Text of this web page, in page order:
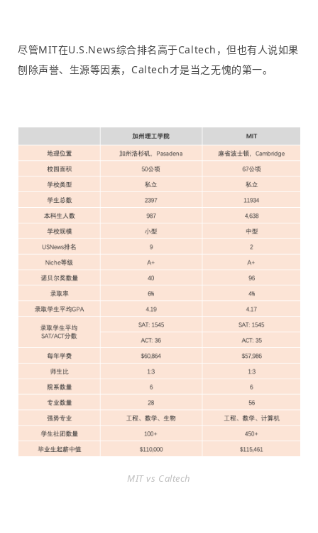
尽管MIT在U.S.News综合排名高于Caltech，但也有人说如果
刨除声誉、生源等因素，Caltech才是当之无愧的第一。
MIT vs Caltech